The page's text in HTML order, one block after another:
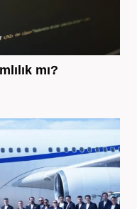
mı?